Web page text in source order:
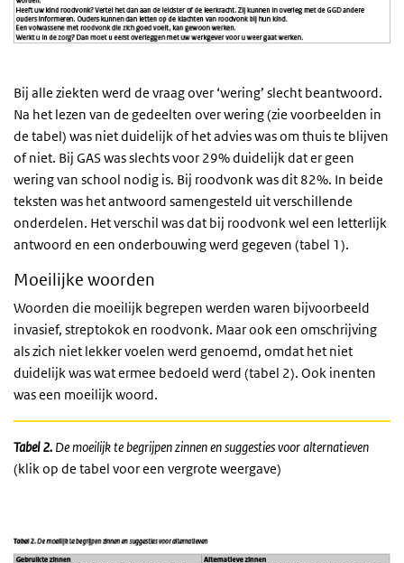
Bij alle ziekten werd de vraag over ‘wering’ slecht beantwoord.
Na het lezen van de gedeelten over wering (zie voorbeelden in
de tabel) was niet duidelijk of het advies was om thuis te blijven
of niet. Bij GAS was slechts voor 29% duidelijk dat ergeen
wering van school nodig is. Bij roodvonk was dit 82%. In beide
teksten was het antwoord samengesteld uit verschillende
onderdelen. Het verschil was dat bij roodvonk wel een letterlijk
antwoord en een onderbouwing werd gegeven (tabel 1).
Moeilijke woorden
Woorden die moeilijk begrepen werden waren bijvoorbeeld
invasief, streptokoken roodvonk. Maar ook een omschrijving
alszich niet lekker voelen werd genoemd, omdat het niet
duidelijk was wat ermee bedoeld werd (tabel 2). Ook inenten
was een moeilijk woord.
Tabel 2. De moeilijk te begrijpen zinnen en suggesties voor alternatieven
(klik op de tabel voor een vergrote weergave)